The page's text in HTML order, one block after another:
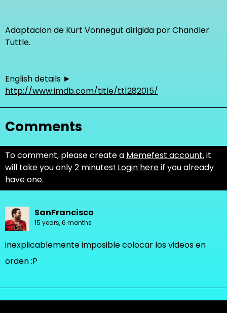
Adaptacion de Kurt Vonnegut dirigida por Chandler
Tuttle.
English details ►
http://www.imdb.com/title/tt1282015/
Comments
To comment, please create a Memefest account, it
will take you only 2 minutes! Login hereif you already
have one.
SanFrancisco
15 years, 6 months
inexplicablemente imposible colocar los videos en
orden :P